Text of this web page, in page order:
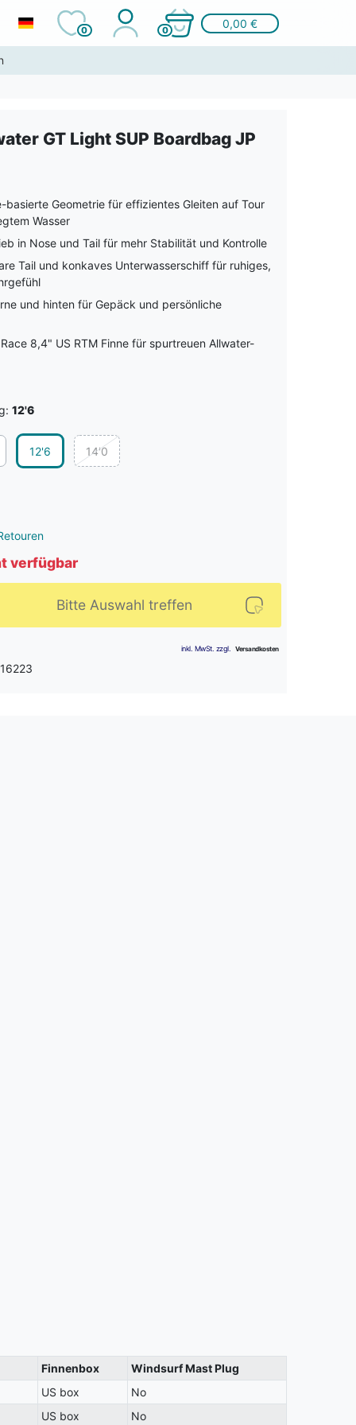
0 0
0,00 €
GT Light SUP Boardbag JP
basierte Geometrie für effizientes Gleiten auf Tour
Wasser
in Nose und Tail für mehr Stabilität und Kontrolle
Tail und konkaves Unterwasserschiff für ruhiges,
und hinten für Gepäck und persönliche
8,4" US RTM Finne für spurtreuen Allwater-
12'6
12'6 14'0
verfügbar
Bitte Auswahl treffen
Finnenbox
Windsurf Mast Plug
US box
No
US box
No